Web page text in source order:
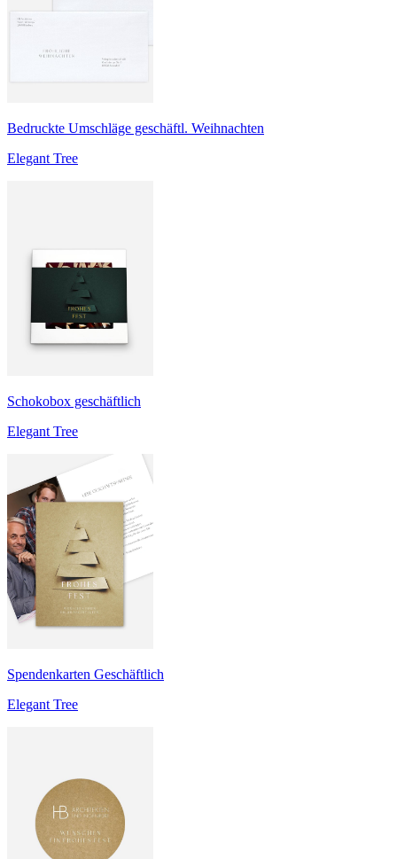
Bedruckte Umschläge geschäftl. Weihnachten
Elegant Tree
Schokobox geschäftlich
Elegant Tree
Spendenkarten Geschäftlich
Elegant Tree